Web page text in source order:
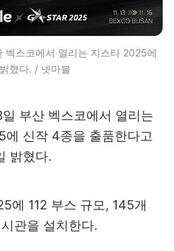
벡스코에서 열리는 지스타 2025에
혔다. / 넷마블
부산 벡스코에서 열리는
에 신작 4종을 출품한다고
밝혔다.
에 112 부스 규모, 145개
관을 설치한다.